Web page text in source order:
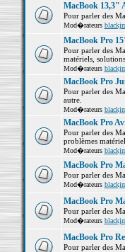
MacBook 13,3"
Pour parler des
Mod�rateurs
MacBook Pro
Pour parler des
matériels,
Mod�rateurs
MacBook Pro
Pour parler des
autre.
Mod�rateurs
MacBook Pro
Pour parler des
problèmes
Mod�rateurs
MacBook Pro
Pour parler des
Mod�rateurs
MacBook Pro
Pour parler des
Mod�rateurs
MacBook Pro
Pour parler des